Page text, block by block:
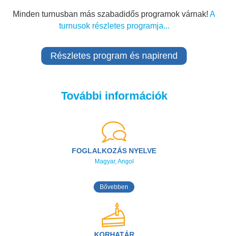
Minden turnusban más szabadidős programok várnak! A
turnusok részletes programja...
Részletes program és napirend
További információk
FOGLALKOZÁS NYELVE
Magyar, Angol
Bővebben
KORHATÁR